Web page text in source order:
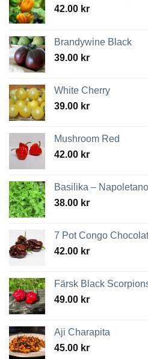
42.00 kr
Brandywine Black
39.00 kr
White Cherry
39.00 kr
Mushroom Red
42.00 kr
Basilika –
38.00 kr
7 Pot Congo
42.00 kr
Färsk Black
49.00 kr
Aji Charapita
45.00 kr